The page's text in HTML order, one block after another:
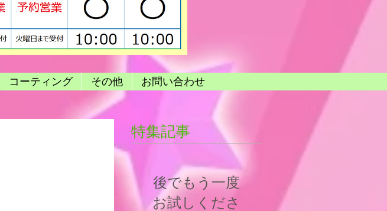
コーティング その他 お問い合わせ
特集記事
後でもう一度
お試しくださ